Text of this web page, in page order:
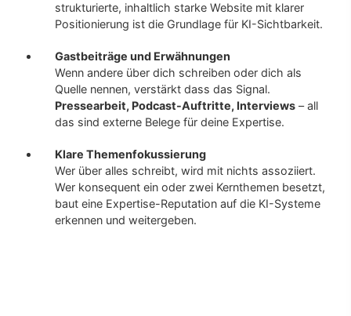
strukturierte, inhaltlich starke Website mit klarer
Positionierung ist die Grundlage für KI-Sichtbarkeit.
Gastbeiträge und Erwähnungen
Wenn andere über dich schreiben oder dich als
Quelle nennen, verstärkt dass das Signal.
Pressearbeit, Podcast-Auftritte, Interviews – all
das sind externe Belege für deine Expertise.
Klare Themenfokussierung
Wer über alles schreibt, wird mit nichts assoziiert.
Wer konsequent ein oder zwei Kernthemen besetzt,
baut eine Expertise-Reputation auf die KI-Systeme
erkennen und weitergeben.